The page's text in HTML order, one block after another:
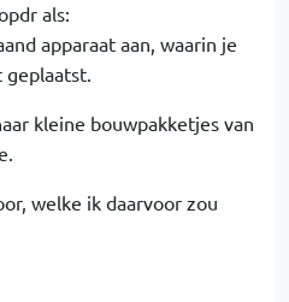
als:
apparaat aan, waarin je
kleine bouwpakketjes van
welke ik daarvoor zou